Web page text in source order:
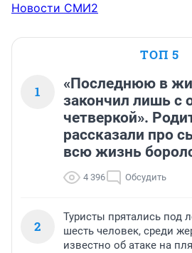
Новости СМИ2
ТОП 5
1
«Последнюю в
закончил лишь с
четверкой».
рассказали про
всю жизнь
4 396 Обсудить
2
Туристы прятались под
шесть человек, среди
известно об атаке на